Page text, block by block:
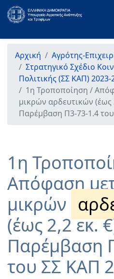
Αρχική
Αγρότης-
Στρατηγικό Σχέδιο
Πολιτικής (ΣΣ ΚΑΠ) 2023-
1η Τροποποίηση /
μικρών αρδευτικών (έως
Παρέμβαση Π3-73-1.4
1η
Απόφαση
μικρών
(έως 2,2 εκ.
Παρέμβαση
του ΣΣ ΚΑΠ